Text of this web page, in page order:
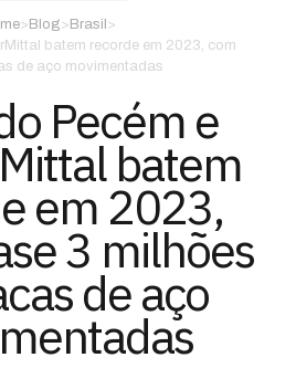
> Blog> Brasil >
batem recorde em 2023, com
de aço movimentadas
Pecém e
batem
em 2023,
3 milhões
de aço